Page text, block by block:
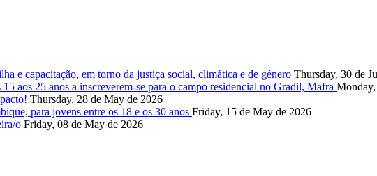
e capacitação, em torno da justiça social, climática e de género Thursday, 30 de
aos 25 anos a inscreverem-se para o campo residencial no Gradil, Mafra
Thursday, 28 de May de 2026
para jovens entre os 18 e os 30 anos Friday, 15 de May de 2026
o Friday, 08 de May de 2026